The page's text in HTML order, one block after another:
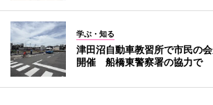
学ぶ・知る
津田沼自動車教習所で市民の
開催 船橋東警察署の協力で